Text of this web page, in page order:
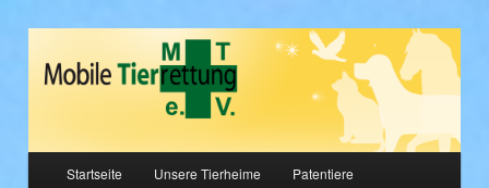
Mobile Tierrettung e.V.
Tierschutz, bitte hört nicht auf zu helfen!
Zum
Startseite Unsere Tierheime Patentiere